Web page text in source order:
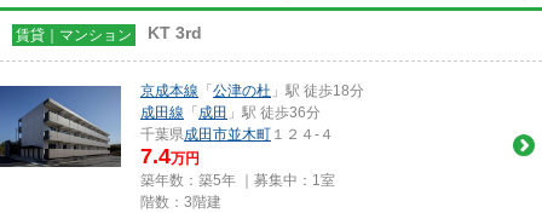
賃貸｜マンション KT 3rd
京成本線 「 公津の杜 」駅 徒歩18分
成田線 「 成田 」駅 徒歩36分
千葉県成田市並木町 １２４-４
7.4万円
築年数：築5年 ｜募集中： 1室
階数：3階建